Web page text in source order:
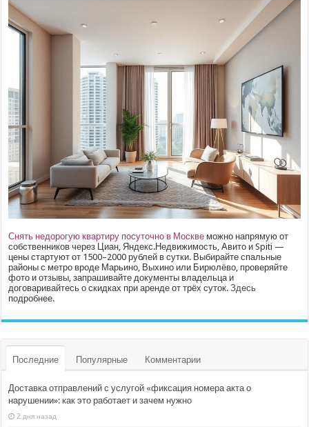
Снять недорогую квартиру посуточно в Москве можно напрямую от
собственников через Циан, Яндекс.Недвижимость, Авито и Spiti —
цены стартуют от 1500–2000 рублей в сутки. Выбирайте спальные
районы с метро вроде Марьино, Выхино или Бирюлёво, проверяйте
фото и отзывы, запрашивайте документы владельца и
договаривайтесь о скидках при аренде от трёх суток.Здесь
подробнее.
Последние Популярные Комментарии
Доставка отправлений с услугой «фиксация номера акта о
нарушении»: как это работает и зачем нужно
2 дня назад